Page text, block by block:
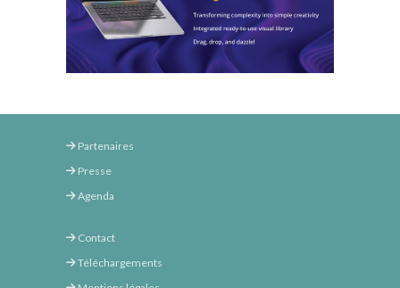
Partenaires
Presse
Agenda
Contact
Téléchargements